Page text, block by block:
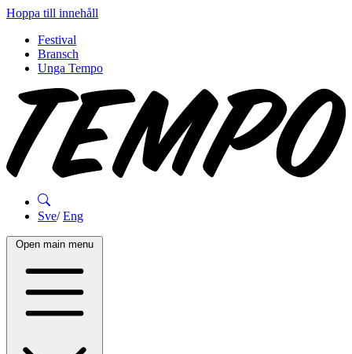
Hoppa till innehåll
Festival
Bransch
Unga Tempo
Sve/Eng
Open main menu